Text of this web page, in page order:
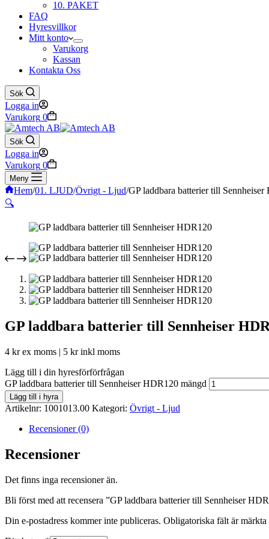
10. PAKET
FAQ
Hyresvillkor
Mitt konto
Varukorg
Kassan
Kontakta Oss
Sök
Logga in
Varukorg 0
Sök
Logga in
Varukorg 0
Meny
Hem/01. LJUD/Övrigt - Ljud/GP laddbara batterier till
🔍
GP laddbara batterier till Sennheiser
4 krex moms | 5 krinkl moms
Lägg till i din hyresförförfrågan
GP laddbara batterier till Sennheiser HDR120 mängd
Lägg till i hyra
Artikelnr: 1001013.00 Kategori: Övrigt - Ljud
Recensioner (0)
Recensioner
Det finns inga recensioner än.
Bli först med att recensera ”GP laddbara batterier till Sennheiser
Din e-postadress kommer inte publiceras. Obligatoriska fält är märkta